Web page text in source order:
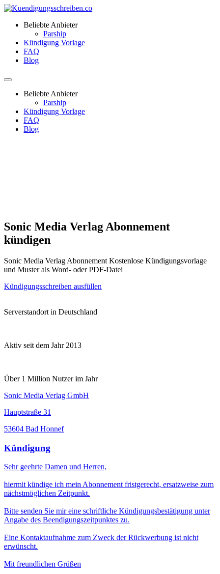
Beliebte Anbieter
Parship
Kündigung Vorlage
FAQ
Blog
Beliebte Anbieter
Parship
Kündigung Vorlage
FAQ
Blog
Sonic Media Verlag Abonnement
kündigen
Sonic Media Verlag Abonnement Kostenlose Kündigungsvorlage
und Muster als Word- oder PDF-Datei
Kündigungsschreiben ausfüllen
Serverstandort in Deutschland
Aktiv seit dem Jahr 2013
Über 1 Million Nutzer im Jahr
Sonic Media Verlag GmbH
Hauptstraße 31
53604 Bad Honnef
Kündigung
Sehr geehrte Damen und Herren,
hiermit kündige ich mein Abonnement fristgerecht, ersatzweise zum
nächstmöglichen Zeitpunkt.
Bitte senden Sie mir eine schriftliche Kündigungsbestätigung unter
Angabe des Beendigungszeitpunktes zu.
Eine Kontaktaufnahme zum Zweck der Rückwerbung ist nicht
erwünscht.
Mit freundlichen Grüßen